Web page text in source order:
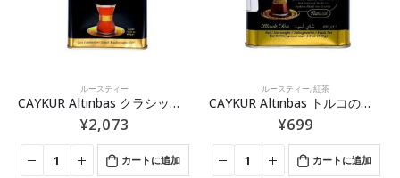
ルースティー
CAYKUR Altınbas クラシックトルコの紅茶 400g
¥2,073
カートに追加
ルースティー,紅茶
CAYKUR Altınbas トルコの紅茶(アールグレイ) 100g
¥699
カートに追加